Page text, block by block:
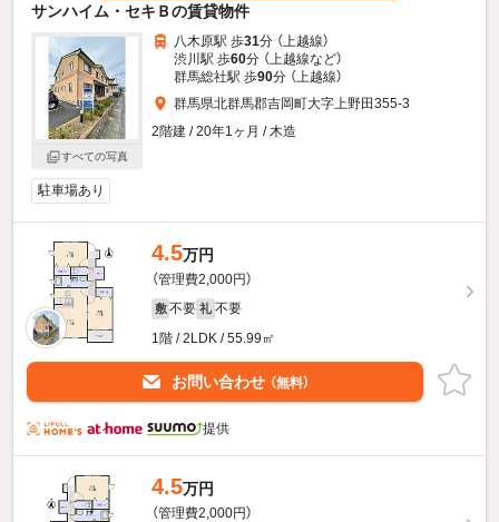
サンハイム・セキＢの賃貸物件
すべての写真
八木原駅 歩31分 （上越線）
渋川駅 歩60分 （上越線など）
群馬総社駅 歩90分 （上越線）
群馬県北群馬郡吉岡町大字上野田355-3
2階建 / 20年1ヶ月 / 木造
駐車場あり
4.5万円
（管理費2,000円）
敷 不要 礼 不要
1階 / 2LDK / 55.99㎡
お問い合わせ （無料）
提供
4.5万円
（管理費2,000円）